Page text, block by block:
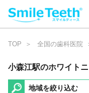
TOP 全国の歯科医院
小森江駅のホワイト
地域を絞り込む